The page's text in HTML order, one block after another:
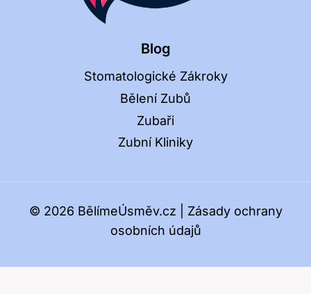
Blog
Stomatologické Zákroky
Bělení Zubů
Zubaři
Zubní Kliniky
© 2026 BělímeÚsměv.cz | Zásady ochrany
osobních údajů